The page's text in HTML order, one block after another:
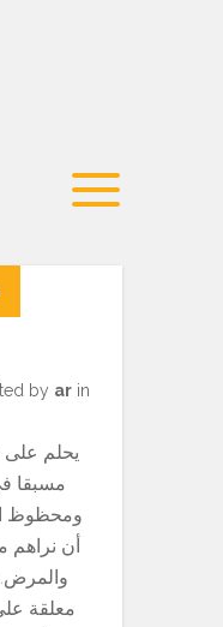
by arin
يحلم
مسبقا
ومحظوظ
أن نراهم
والمرض.
معلقة